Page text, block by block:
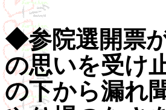
◆参院選開票
の思いを受け
の下から漏れ